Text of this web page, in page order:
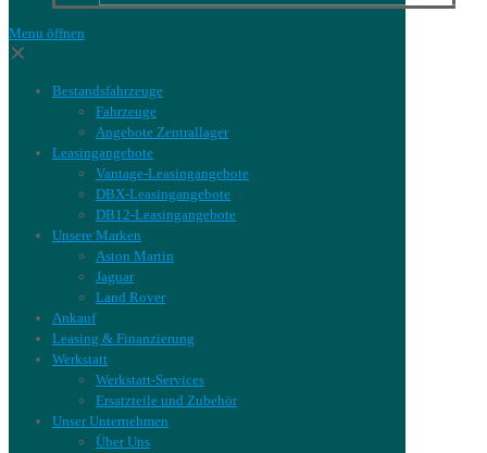
Menu öffnen
✕
Bestandsfahrzeuge
Fahrzeuge
Angebote Zentrallager
Leasingangebote
Vantage-Leasingangebote
DBX-Leasingangebote
DB12-Leasingangebote
Unsere Marken
Aston Martin
Jaguar
Land Rover
Ankauf
Leasing & Finanzierung
Werkstatt
Werkstatt-Services
Ersatzteile und Zubehör
Unser Unternehmen
Über Uns